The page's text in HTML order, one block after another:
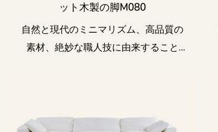
ット木製の脚m080
自然と現代のミニマリズム、高品質の
素材、絶妙な職人技に由来すること